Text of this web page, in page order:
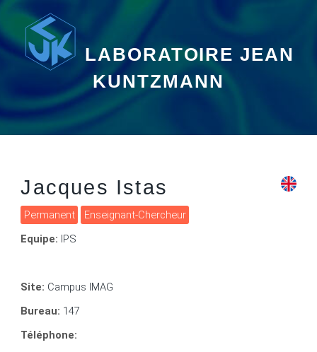
LABORATOIRE JEAN
KUNTZMANN
Jacques Istas
Permanent
Enseignant-Chercheur
Equipe: IPS
Site: Campus IMAG
Bureau: 147
Téléphone: